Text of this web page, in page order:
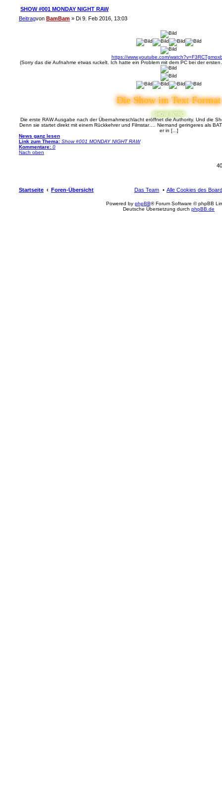
SHOW #001 MONDAY NIGHT RAW
Beitragvon BamBam » Di 9. Feb 2016, 13:03
https://www.youtube.com/
(Sorry das die Aufnahme etwas ruckelt. Ich hatte ein Problem mit dem PC bei der
Die Show im Text Format
SHOW INTRO
Die erste RAW Ausgabe nach der Übernahmeschlacht eröffnet die Authority. Und die
Denn sie startet direkt mit einem Rückkehrer und Filmstar…. Niemand geringeres als
er in [...]
News ganz lesen
Link zum Thema: Show #001 MONDAY NIGHT RAW
Kommentare: 0
Nach oben
Startseite Foren-Übersicht Alle Cookies des
Das Team
Powered by phpBB® Forum Software © phpBB
Deutsche Übersetzung durch phpBB.de